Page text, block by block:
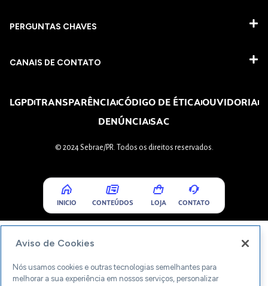
PERGUNTAS CHAVES​
CANAIS DE CONTATO
LGPDTRANSPARÊNCIACÓDIGO DE ÉTICAOUVIDORIA
DENÚNCIASAC
© 2024 Sebrae/PR. Todos os direitos reservados.
INICIO CONTEÚDOS LOJA CONTATO
Aviso de Cookies
Nós usamos cookies e outras tecnologias semelhantes para
melhorar a sua experiência em nossos serviços, personalizar